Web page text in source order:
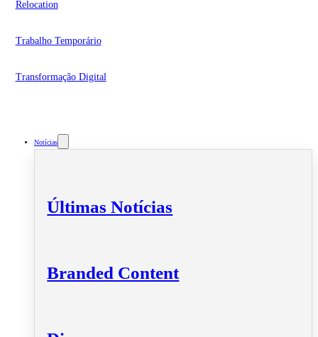
Relocation
Trabalho Temporário
Transformação Digital
Notícias
Últimas Notícias
Branded Content